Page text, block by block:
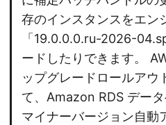
存のインスタンスをエン
「19.0.0.0.ru-2026-
ードしたりできます。
ップグレードロールアウ
て、Amazon RDS デー
マイナーバージョン自動